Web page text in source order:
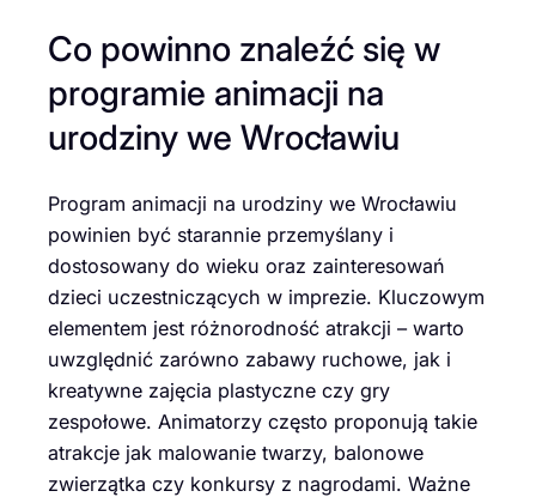
Co powinno znaleźć się w
programie animacji na
urodziny we Wrocławiu
Program animacji na urodziny we Wrocławiu
powinien być starannie przemyślany i
dostosowany do wieku oraz zainteresowań
dzieci uczestniczących w imprezie. Kluczowym
elementem jest różnorodność atrakcji – warto
uwzględnić zarówno zabawy ruchowe, jak i
kreatywne zajęcia plastyczne czy gry
zespołowe. Animatorzy często proponują takie
atrakcje jak malowanie twarzy, balonowe
zwierzątka czy konkursy z nagrodami. Ważne